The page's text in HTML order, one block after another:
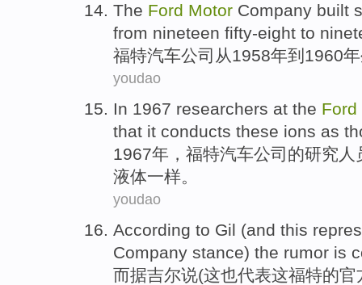
The Ford Motor Company built
from nineteen fifty-eight to
福特汽车公司 从1958年到 1960
youdao
In 1967 researchers at the Ford
that it conducts these ions as
1967年， 福特汽车公司 的研究人
液体一样。
youdao
According to Gil (and this
Company stance) the rumor is
而据吉尔说(这也代表这福特的官